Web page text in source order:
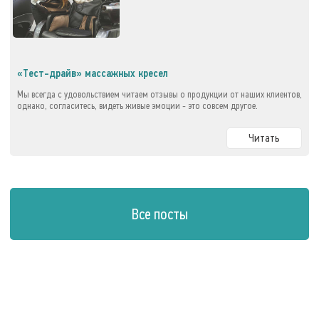
«Тест-драйв» массажных кресел
Мы всегда с удовольствием читаем отзывы о продукции от наших клиентов,
однако, согласитесь, видеть живые эмоции - это совсем другое.
Читать
Все посты